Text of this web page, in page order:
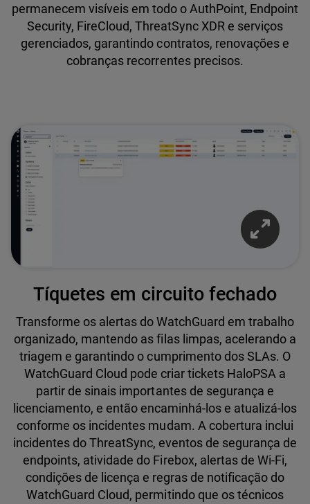
permanecem visíveis em todo o AuthPoint, Endpoint
Security, FireCloud, ThreatSync XDR e serviços
gerenciados, garantindo contratos, renovações e
cobranças recorrentes precisos.
Tíquetes em circuito fechado
Transforme os alertas do WatchGuard em trabalho
organizado, mantendo as filas limpas, acelerando a
triagem e garantindo o cumprimento dos SLAs. O
WatchGuard Cloud pode criar tickets HaloPSA a
partir de sinais importantes de segurança e
licenciamento, e então encaminhá-los e atualizá-los
conforme os incidentes mudam. A cobertura inclui
incidentes do ThreatSync, eventos de segurança de
endpoints, atividade do Firebox, alertas de Wi-Fi,
condições de licença e regras de notificação do
WatchGuard Cloud, permitindo que os técnicos